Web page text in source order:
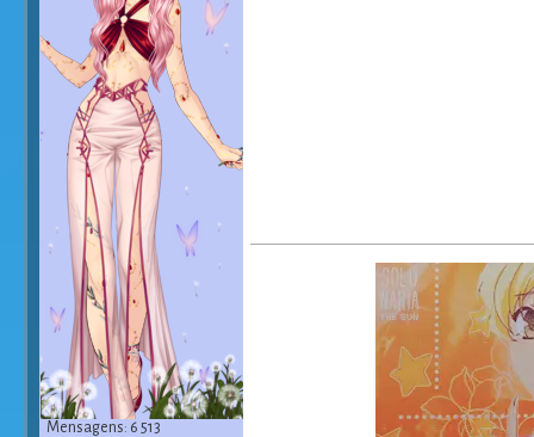
Mensagens: 6 513